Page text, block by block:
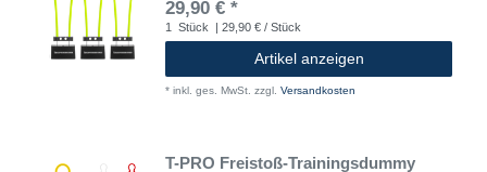
29,90 € *
1 Stück | 29,90 € / Stück
Artikel anzeigen
* inkl. ges. MwSt. zzgl. Versandkosten
T-PRO Freistoß-Trainingsdummy